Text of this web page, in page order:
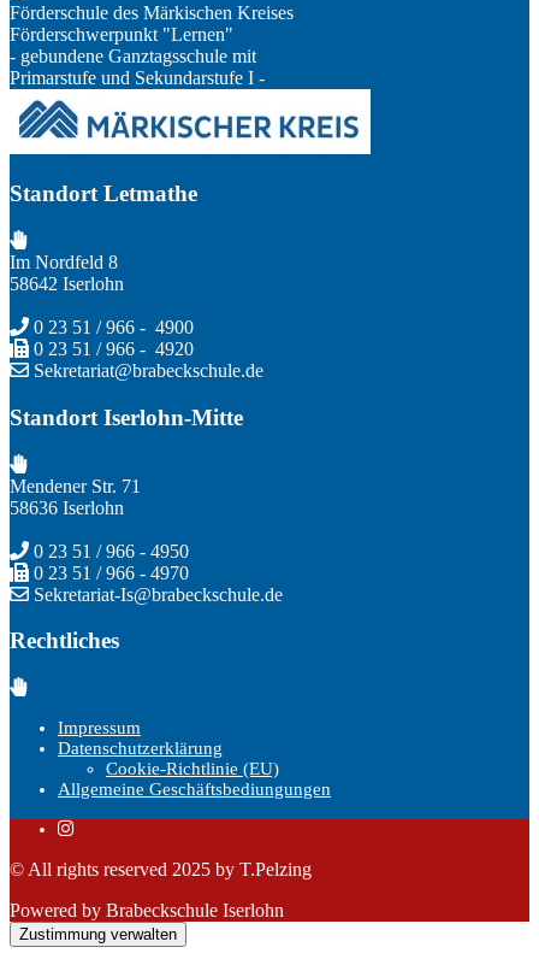
Förderschule des Märkischen Kreises
Förderschwerpunkt "Lernen"
- gebundene Ganztagsschule mit
Primarstufe und Sekundarstufe I -
Standort Letmathe
Im Nordfeld 8
58642 Iserlohn
0 23 51 / 966 - 4900
0 23 51 / 966 - 4920
Sekretariat@brabeckschule.de
Standort Iserlohn-Mitte
Mendener Str. 71
58636 Iserlohn
0 23 51 / 966 - 4950
0 23 51 / 966 - 4970
Sekretariat-Is@brabeckschule.de
Rechtliches
Impressum
Datenschutzerklärung
Cookie-Richtlinie (EU)
Allgemeine Geschäftsbediungungen
© All rights reserved 2025 by T.Pelzing
Powered by Brabeckschule Iserlohn
Zustimmung verwalten